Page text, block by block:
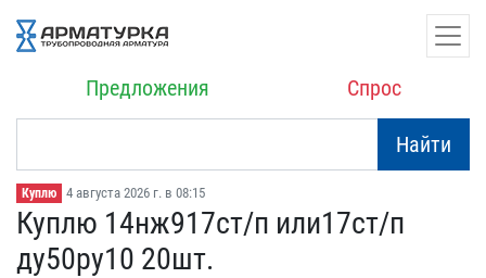
Предложения Спрос
Найти
Куплю 4 августа 2026 г. в 08:15
Куплю 14нж917ст/п или17​ст/п
ду50ру10 20шт.